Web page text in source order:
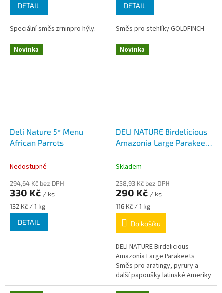
DETAIL
Speciální směs zrninpro hýly.
DETAIL
Směs pro stehlíky GOLDFINCH
Novinka
Deli Nature 5* Menu
African Parrots
Nedostupné
294,64 Kč bez DPH
330 Kč / ks
Měrná
cena:
132 Kč / 1 kg
DETAIL
Novinka
DELI NATURE Birdelicious
Amazonia Large Parakeets
Skladem
258,93 Kč bez DPH
290 Kč / ks
Měrná
cena:
116 Kč / 1 kg
Do košíku
DELI NATURE Birdelicious
Amazonia Large Parakeets
Směs pro aratingy, pyrury a
další papoušky latinské Ameriky